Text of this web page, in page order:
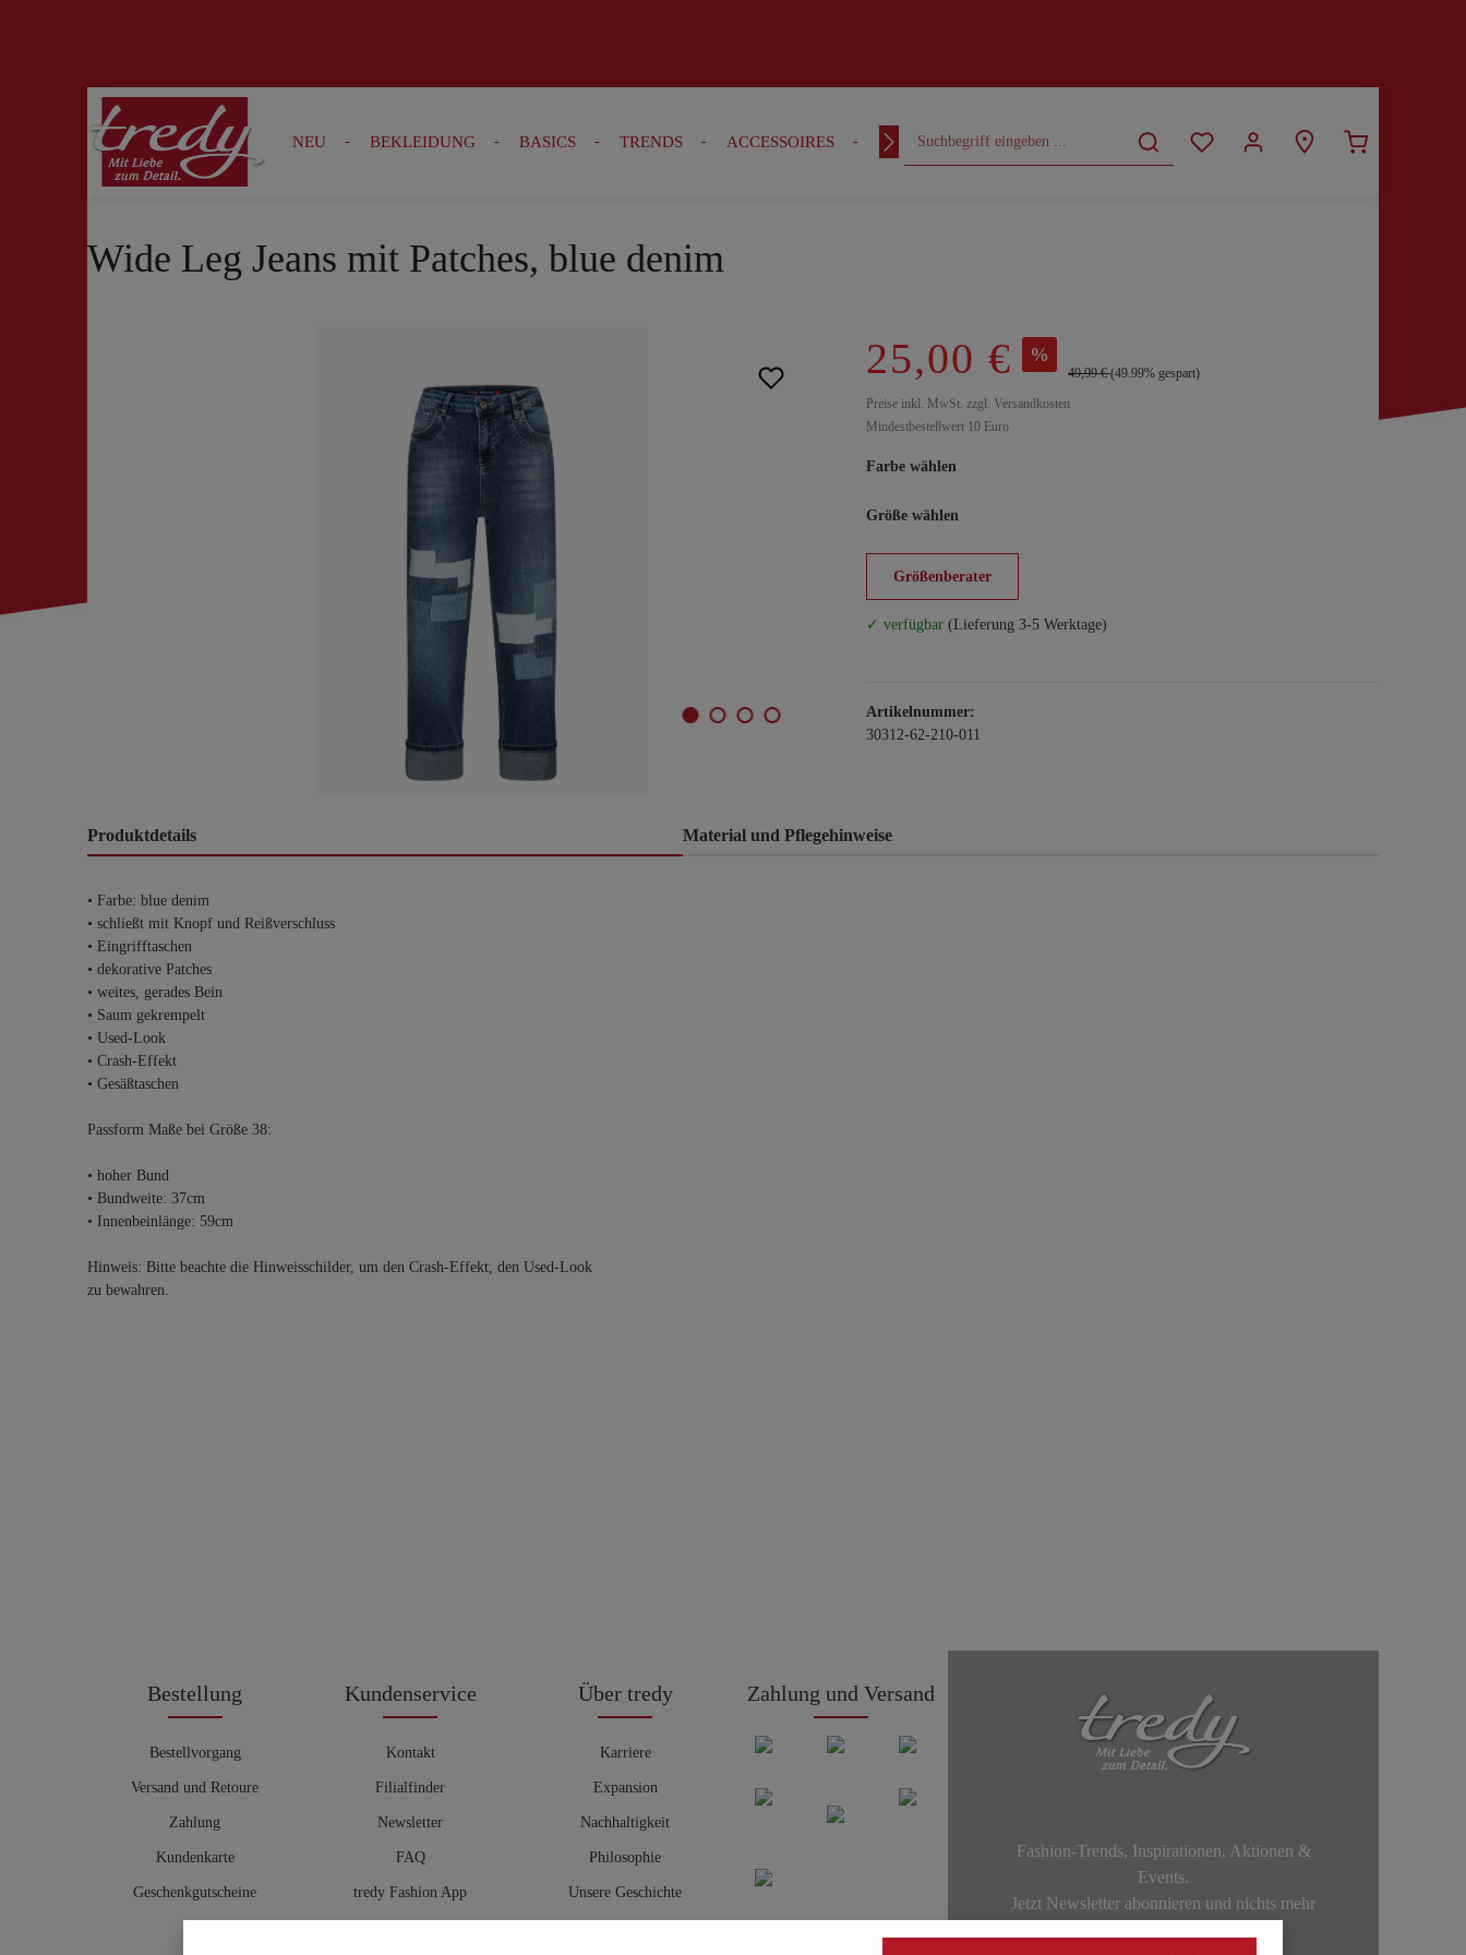
Zur Suche springen Zur Hauptnavigation springen
NEU BEKLEIDUNG BASICS TRENDS ACCESSOIRES OUTFITS CURVY
Wide Leg Jeans mit Patches, blue denim
25,00 € %
49,99 €(49.99% gespart)
Preise inkl. MwSt. zzgl. Versandkosten
Mindestbestellwert 10 Euro
Farbe wählen
Größe wählen
Größenberater
✓ verfügbar (Lieferung 3-5 Werktage)
Artikelnummer:
30312-62-210-011
Produktdetails Material und Pflegehinweise
• Farbe: blue denim
• schließt mit Knopf und Reißverschluss
• Eingrifftaschen
• dekorative Patches
• weites, gerades Bein
• Saum gekrempelt
• Used-Look
• Crash-Effekt
• Gesäßtaschen
Passform Maße bei Größe 38:
• hoher Bund
• Bundweite: 37cm
• Innenbeinlänge: 59cm
Hinweis: Bitte beachte die Hinweisschilder, um den Crash-Effekt, den Used-Look
zu bewahren.
Bestellung
Bestellvorgang
Versand und Retoure
Zahlung
Kundenkarte
Geschenkgutscheine
Kundenservice
Kontakt
Filialfinder
Newsletter
FAQ
tredy Fashion App
Über tredy
Karriere
Expansion
Nachhaltigkeit
Philosophie
Unsere Geschichte
Zahlung und Versand
Fashion-Trends, Inspirationen, Aktionen &
Events.
Jetzt Newsletter abonnieren und nichts mehr